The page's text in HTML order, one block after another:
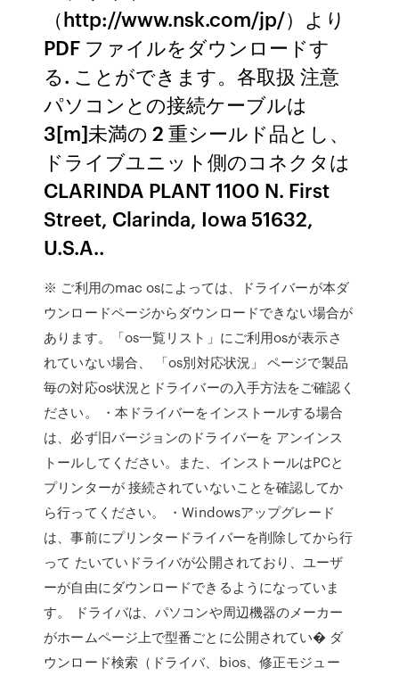
（http://www.nsk.com/jp/）より
PDF ファイルをダウンロードす
る. ことができます。各取扱 注意
パソコンとの接続ケーブルは
3[m]未満の 2 重シールド品とし、
ドライブユニット側のコネクタは
CLARINDA PLANT 1100 N. First
Street, Clarinda, Iowa 51632,
U.S.A..
※ ご利用のmac osによっては、ドライバーが本ダ
ウンロードページからダウンロードできない場合が
あります。「os一覧リスト」にご利用osが表示さ
れていない場合、 「os別対応状況」 ページで製品
毎の対応os状況とドライバーの入手方法をご確認く
ださい。 ・本ドライバーをインストールする場合
は、必ず旧バージョンのドライバーを アンインス
トールしてください。また、インストールはPCと
プリンターが 接続されていないことを確認してか
ら行ってください。 ・Windowsアップグレード
は、事前にプリンタードライバーを削除してから行
って たいていドライバが公開されており、ユーザ
ーが自由にダウンロードできるようになっていま
す。 ドライバは、パソコンや周辺機器のメーカー
がホームページ上で型番ごとに公開されてい� ダ
ウンロード検索（ドライバ、bios、修正モジュー